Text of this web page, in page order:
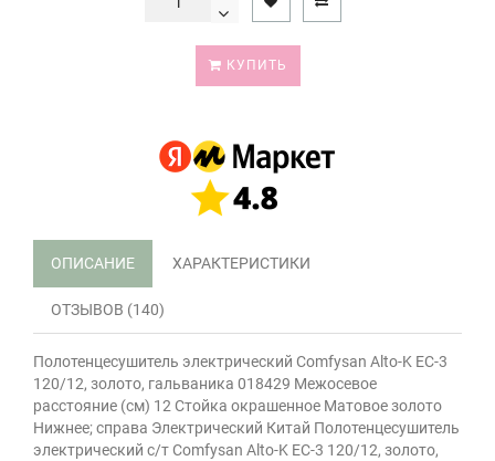
КУПИТЬ
ОПИСАНИЕ ХАРАКТЕРИСТИКИ
ОТЗЫВОВ (140)
Полотенцесушитель электрический Comfysan Alto-K EC-3
120/12, золото, гальваника 018429 Межосевое
расстояние (см) 12 Стойка окрашенное Матовое золото
Нижнее; справа Электрический Китай Полотенцесушитель
электрический с/т Comfysan Alto-K EC-3 120/12, золото,